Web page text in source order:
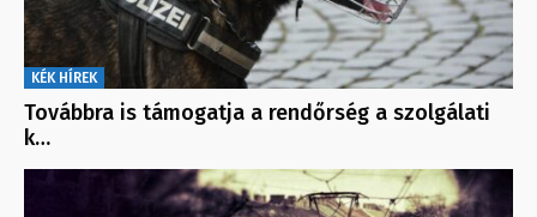
KÉK HÍREK
Továbbra is támogatja a rendőrség a szolgálati
k…